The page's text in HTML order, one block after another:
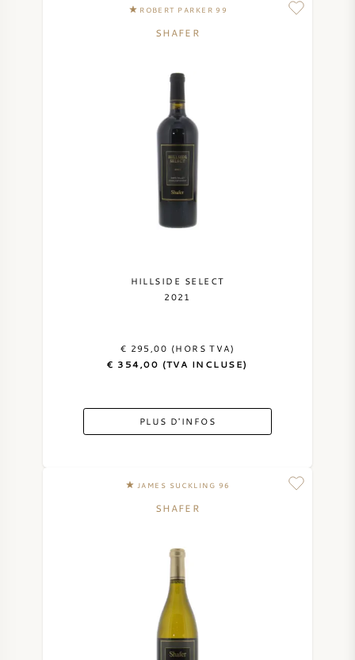
ROBERT PARKER 99
SHAFER
HILLSIDE SELECT
2021
€ 295,00 (HORS TVA)
€ 354,00 (TVA INCLUSE)
PLUS D'INFOS
JAMES SUCKLING 96
SHAFER